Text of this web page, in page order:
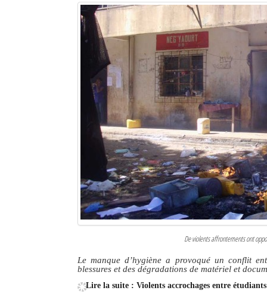
De violents affrontements ont
Le manque d’hygiène a provoqué un conflit
blessures et des dégradations de matériel et
Lire la suite : Violents accrochages entre